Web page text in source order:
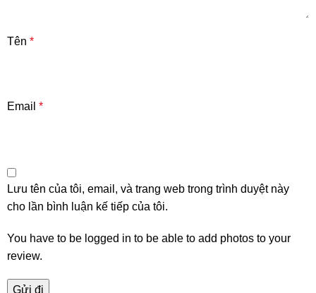
Tên*
Email*
Lưu tên của tôi, email, và trang web trong trình duyệt này
cho lần bình luận kế tiếp của tôi.
You have to be logged in to be able to add photos to your
review.